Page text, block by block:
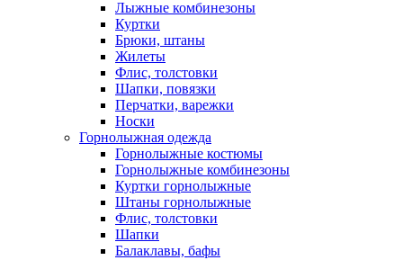
Лыжные комбинезоны
Куртки
Брюки, штаны
Жилеты
Флис, толстовки
Шапки, повязки
Перчатки, варежки
Носки
Горнолыжная одежда
Горнолыжные костюмы
Горнолыжные комбинезоны
Куртки горнолыжные
Штаны горнолыжные
Флис, толстовки
Шапки
Балаклавы, бафы